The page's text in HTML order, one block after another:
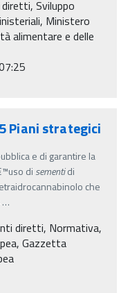
Sviluppo
Ministero
alimentare e delle
Piani strategici
e di garantire la
di sementidi
che
…
diretti, Normativa,
Gazzetta